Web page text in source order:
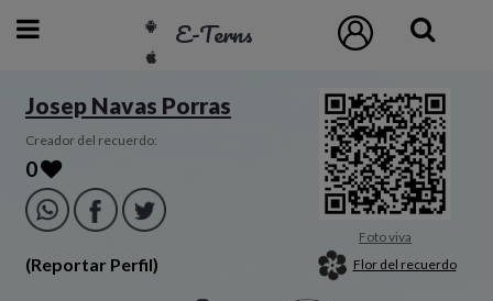
E-Terns
ENG
POR
Inicio
Acceso
Josep Navas Porras
Creador del recuerdo:
0
(Reportar Perfil)
Foto viva
Flor del recuerdo